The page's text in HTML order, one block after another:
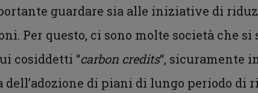
guardare sia alle iniziative di
Per questo, ci sono molte società che
cosiddetti “carbon credits“, sicuramente
dell’adozione di piani di lungo periodo